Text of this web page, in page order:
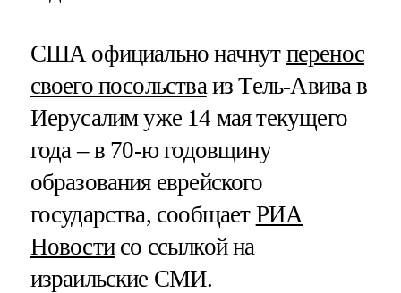
США официально начнут перенос
своего посольстваиз Тель-Авива в
Иерусалим уже 14 мая текущего
года – в 70-ю годовщину
образования еврейского
государства, сообщает РИА
Новостисо ссылкой на
израильские СМИ.